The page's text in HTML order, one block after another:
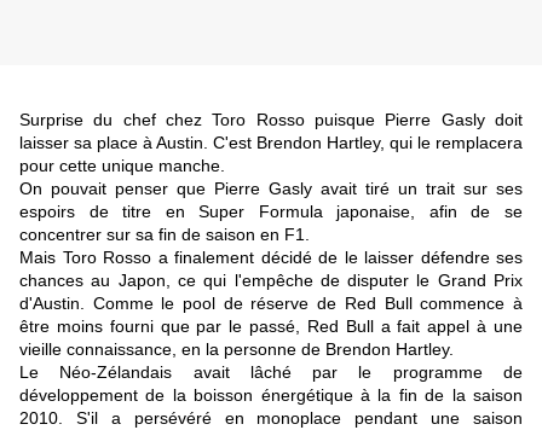
Surprise du chef chez Toro Rosso puisque Pierre Gasly doit
laisser sa place à Austin. C'est Brendon Hartley, qui le remplacera
pour cette unique manche.
On pouvait penser que Pierre Gasly avait tiré un trait sur ses
espoirs de titre en Super Formula japonaise, afin de se
concentrer sur sa fin de saison en F1.
Mais Toro Rosso a finalement décidé de le laisser défendre ses
chances au Japon, ce qui l'empêche de disputer le Grand Prix
d'Austin. Comme le pool de réserve de Red Bull commence à
être moins fourni que par le passé, Red Bull a fait appel à une
vieille connaissance, en la personne de Brendon Hartley.
Le Néo-Zélandais avait lâché par le programme de
développement de la boisson énergétique à la fin de la saison
2010. S'il a persévéré en monoplace pendant une saison